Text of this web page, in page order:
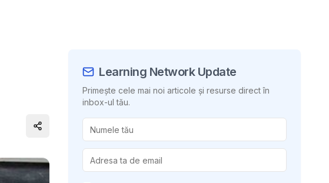
Distribuie conținutul
Learning Network Update
Primește cele mai noi articole și resurse direct în
inbox-ul tău.